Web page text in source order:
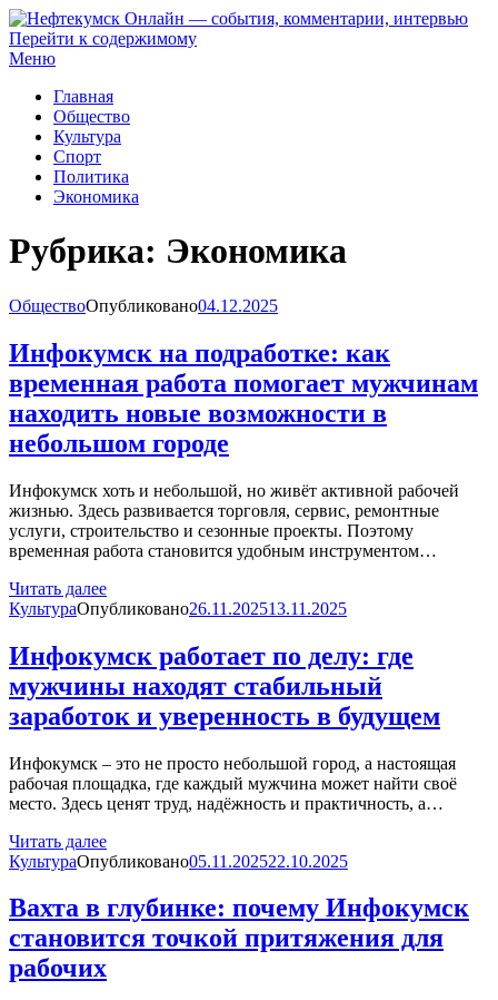
Нефтекумск Онлайн — события, комментарии, интервью
Перейти к содержимому
Меню
Главная
Общество
Культура
Спорт
Политика
Экономика
Рубрика: Экономика
ОбществоОпубликовано04.12.2025
Инфокумск на подработке: как
временная работа помогает мужчинам
находить новые возможности в
небольшом городе
Инфокумск хоть и небольшой, но живёт активной рабочей
жизнью. Здесь развивается торговля, сервис, ремонтные
услуги, строительство и сезонные проекты. Поэтому
временная работа становится удобным инструментом…
Читать далее
КультураОпубликовано26.11.202513.11.2025
Инфокумск работает по делу: где
мужчины находят стабильный
заработок и уверенность в будущем
Инфокумск – это не просто небольшой город, а настоящая
рабочая площадка, где каждый мужчина может найти своё
место. Здесь ценят труд, надёжность и практичность, а…
Читать далее
КультураОпубликовано05.11.202522.10.2025
Вахта в глубинке: почему Инфокумск
становится точкой притяжения для
рабочих